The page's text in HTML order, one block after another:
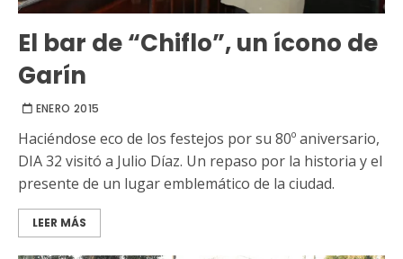
El bar de “Chiflo”, un ícono de
Garín
ENERO 2015
Haciéndose eco de los festejos por su 80º aniversario,
DIA 32 visitó a Julio Díaz. Un repaso por la historia y el
presente de un lugar emblemático de la ciudad.
LEER MÁS